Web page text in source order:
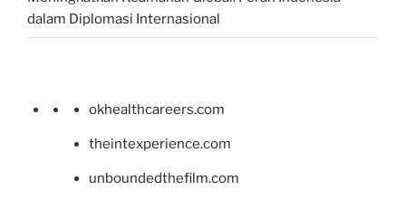
dalam Diplomasi Internasional
okhealthcareers.com
theintexperience.com
unboundedthefilm.com